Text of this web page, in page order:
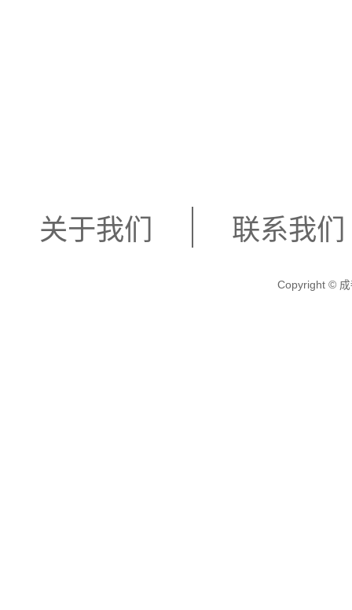
关于我们 联系我们
Copyright © 成